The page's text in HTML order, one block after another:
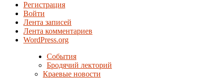
Регистрация
Войти
Лента записей
Лента комментариев
WordPress.org
События
Бродячий лекторий
Краевые новости